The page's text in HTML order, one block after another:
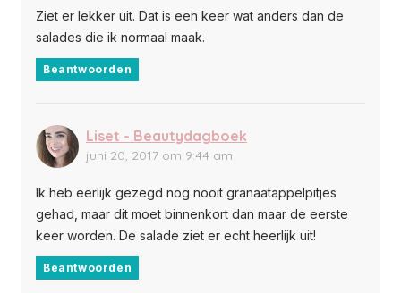
Ziet er lekker uit. Dat is een keer wat anders dan de
salades die ik normaal maak.
Beantwoorden
Liset - Beautydagboek
juni 20, 2017 om 9:44 am
Ik heb eerlijk gezegd nog nooit granaatappelpitjes
gehad, maar dit moet binnenkort dan maar de eerste
keer worden. De salade ziet er echt heerlijk uit!
Beantwoorden